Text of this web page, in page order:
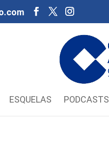
ESQUELAS PODCASTS